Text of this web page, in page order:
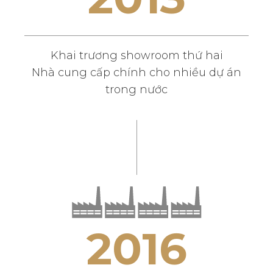
Khai trương showroom thứ hai
Nhà cung cấp chính cho nhiều dự án
trong nước
2016